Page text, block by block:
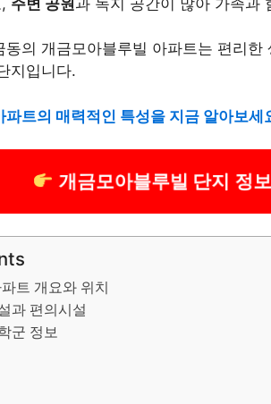
동의 개금모아블루빌 아파트는 편리
지입니다.
파트의 매력적인 특성을 지금 알아보세
개금모아블루빌 단지 정
트 개요와 위치
과 편의시설
군 정보